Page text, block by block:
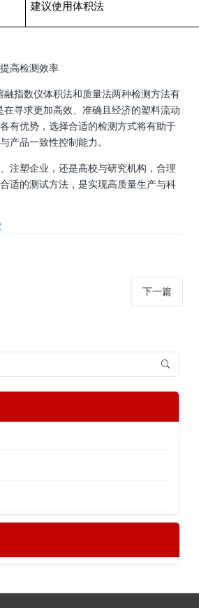
建议使用体积法
高检测效率
融指数仪体积法和质量法两种检测方法有
在寻求更加高效、准确且经济的塑料流动
有优势，选择合适的检测方式将有助于
产品一致性控制能力。
注塑企业，还是高校与研究机构，合理
适的测试方法，是实现高质量生产与科
下一篇